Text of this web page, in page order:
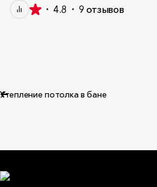
теплоотражающая
4.8 9 отзывов
Утепление потолка в бане